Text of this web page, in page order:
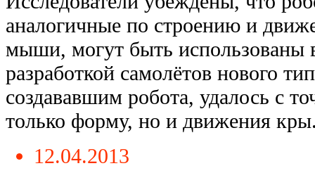
аналогичные по строению и
мыши, могут быть использованы
разработкой самолётов нового
создававшим робота, удалось с
только форму, но и движения
12.04.2013